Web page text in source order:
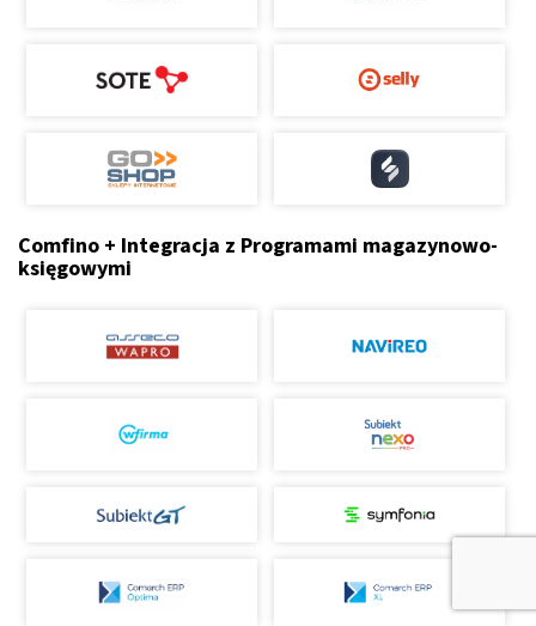
Comfino + Integracja z Programami magazynowo-
księgowymi